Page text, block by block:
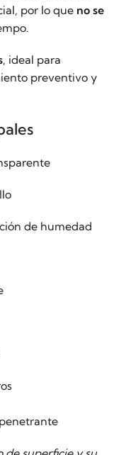
por lo que no se
, ideal para
preventivo y
de humedad